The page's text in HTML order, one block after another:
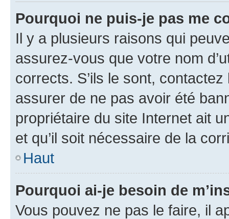
Pourquoi ne puis-je pas me
Il y a plusieurs raisons qui
assurez-vous que votre nom
corrects. S’ils le sont,
assurer de ne pas avoir été
propriétaire du site Internet ait
et qu’il soit nécessaire de la
Haut
Pourquoi ai-je besoin de
Vous pouvez ne pas le faire, il